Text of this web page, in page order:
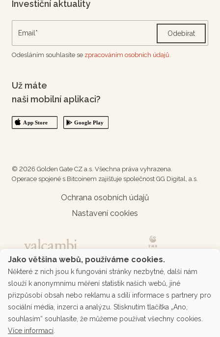
Investiční aktuality
Odebírat
Odesláním souhlasíte se zpracováním osobních údajů.
Už máte
naši mobilní aplikaci?
© 2026 Golden Gate CZ a.s. Všechna práva vyhrazena.
Operace spojené s Bitcoinem zajišťuje společnost GG Digital, a.s.
Ochrana osobních údajů
Nastavení cookies
Jako většina webů, používáme cookies.
Některé z nich jsou k fungování stránky nezbytné, další nám
slouží k anonymnímu měření statistik našich webů, jiné
přizpůsobí obsah nebo reklamu a sdílí informace s partnery pro
sociální média, inzerci a analýzu. Stisknutím tlačítka „Ano,
souhlasím“ souhlasíte, že můžeme používat všechny cookies.
Více informací